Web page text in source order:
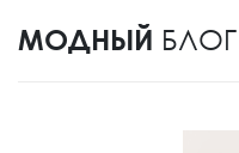
МОДНЫЙ БЛОГ